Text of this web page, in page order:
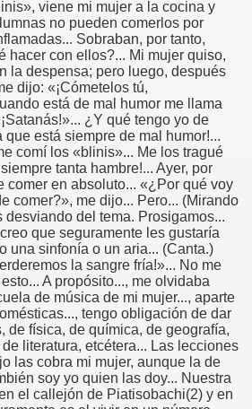
viene mi mujer a la cocina y
no pueden comerlos por
Sobraban, por tanto,
hacer con ellos?... Mi mujer quiso,
la despensa; pero luego, después
dijo: «¡Cómetelos tú,
está de mal humor me llama
¿Y qué tengo yo de
que está siempre de mal humor!...
comí los «blinis»... Me los tragué
tanta hambre!... Ayer, por
comer en absoluto... «¿Por qué voy
comer?», me dijo... Pero... (Mirando
desviando del tema. Prosigamos...
que seguramente les gustaría
una sinfonía o un aria... (Canta.)
la sangre fría!»... No me
A propósito..., me olvidaba
de música de mi mujer..., aparte
tengo obligación de dar
de física, de química, de geografía,
literatura, etcétera... Las lecciones
las cobra mi mujer, aunque la de
soy yo quien las doy... Nuestra
el callejón de Piatisobachi(2) y en